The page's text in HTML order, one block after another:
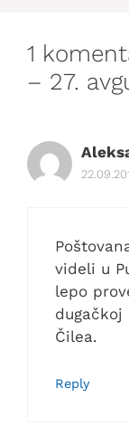
1
– 27.
videli u
lepo
dugačkoj
Čilea.
Reply